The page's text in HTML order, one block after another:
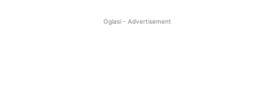
Oglasi - Advertisement